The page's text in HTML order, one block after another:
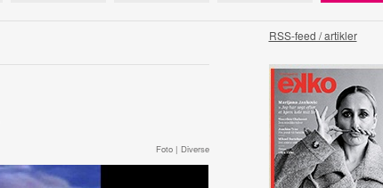
RSS-feed / artikler
Foto | Diverse